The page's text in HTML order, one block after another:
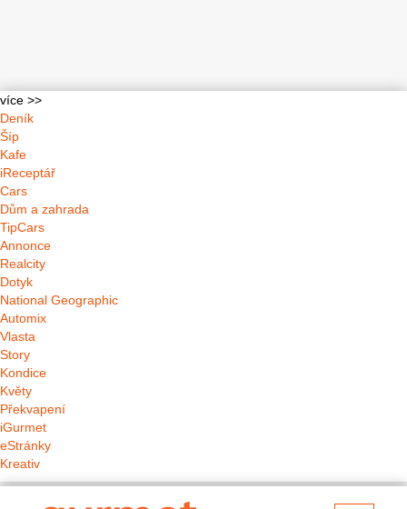
více >>
Deník
Šíp
Kafe
iReceptář
Cars
Dům a zahrada
TipCars
Annonce
Realcity
Dotyk
National Geographic
Automix
Vlasta
Story
Kondice
Květy
Překvapení
iGurmet
eStránky
Kreativ